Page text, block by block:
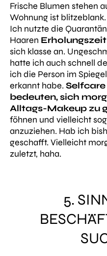
Frische Blumen stehen
Wohnung ist
Ich nutzte die
Haaren Erholungszeit
sich klasse an.
hatte ich auch schnell
ich die Person im
erkannt habe.
bedeuten, sich
Alltags-Makeup zu
föhnen und vielleicht
anzuziehen. Hab ich
geschafft. Vielleicht
zuletzt, haha.
5.